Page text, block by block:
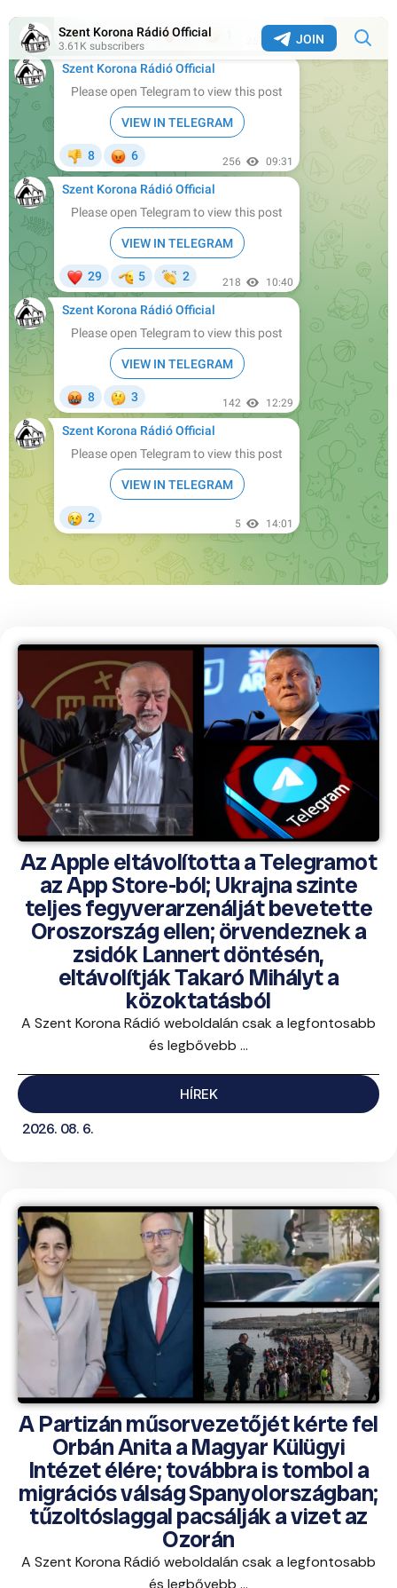
Az Apple eltávolította a Telegramot
az App Store-ból; Ukrajna szinte
teljes fegyverarzenálját bevetette
Oroszország ellen; örvendeznek a
zsidók Lannert döntésén,
eltávolítják Takaró Mihályt a
közoktatásból
A Szent Korona Rádió weboldalán csak a legfontosabb
és legbővebb ...
HÍREK
2026. 08. 6.
A Partizán műsorvezetőjét kérte fel
Orbán Anita a Magyar Külügyi
Intézet élére; továbbra is tombol a
migrációs válság Spanyolországban;
tűzoltóslaggal pacsálják a vizet az
Ozorán
A Szent Korona Rádió weboldalán csak a legfontosabb
és legbővebb ...